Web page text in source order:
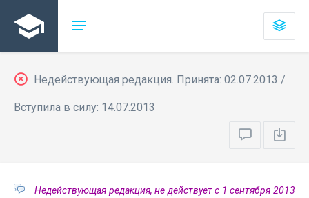
Недействующая редакция. Принята: 02.07.2013 /
Вступила в силу: 14.07.2013
Недействующая редакция, не действует с 1 сентября 2013